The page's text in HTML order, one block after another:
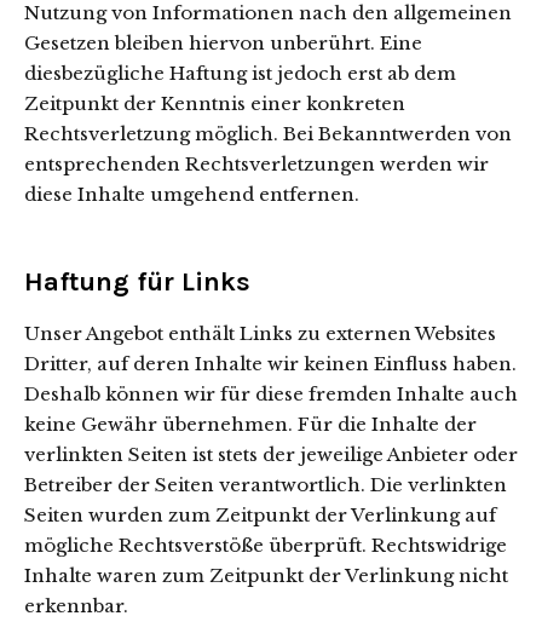
Nutzung von Informationen nach den allgemeinen
Gesetzen bleiben hiervon unberührt. Eine
diesbezügliche Haftung ist jedoch erst ab dem
Zeitpunkt der Kenntnis einer konkreten
Rechtsverletzung möglich. Bei Bekanntwerden von
entsprechenden Rechtsverletzungen werden wir
diese Inhalte umgehend entfernen.
Haftung für Links
Unser Angebot enthält Links zu externen Websites
Dritter, auf deren Inhalte wir keinen Einfluss haben.
Deshalb können wir für diese fremden Inhalte auch
keine Gewähr übernehmen. Für die Inhalte der
verlinkten Seiten ist stets der jeweilige Anbieter oder
Betreiber der Seiten verantwortlich. Die verlinkten
Seiten wurden zum Zeitpunkt der Verlinkung auf
mögliche Rechtsverstöße überprüft. Rechtswidrige
Inhalte waren zum Zeitpunkt der Verlinkung nicht
erkennbar.